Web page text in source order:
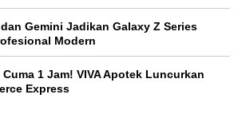
Gemini Jadikan Galaxy Z Series
Modern
1 Jam! VIVA Apotek Luncurkan
Express